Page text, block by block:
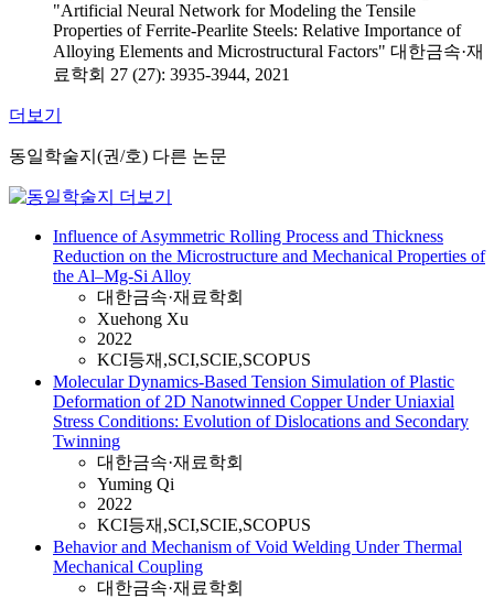
"Artificial Neural Network for Modeling the Tensile
Properties of Ferrite-Pearlite Steels: Relative Importance of
Alloying Elements and Microstructural Factors" 대한금속·재
료학회 27 (27): 3935-3944, 2021
더보기
동일학술지(권/호) 다른 논문
Influence of Asymmetric Rolling Process and Thickness
Reduction on the Microstructure and Mechanical Properties of
the Al–Mg-Si Alloy
대한금속·재료학회
Xuehong Xu
2022
KCI등재,SCI,SCIE,SCOPUS
Molecular Dynamics-Based Tension Simulation of Plastic
Deformation of 2D Nanotwinned Copper Under Uniaxial
Stress Conditions: Evolution of Dislocations and Secondary
Twinning
대한금속·재료학회
Yuming Qi
2022
KCI등재,SCI,SCIE,SCOPUS
Behavior and Mechanism of Void Welding Under Thermal
Mechanical Coupling
대한금속·재료학회